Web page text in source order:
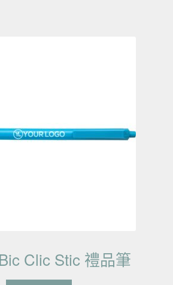
Clic Stic 禮品筆